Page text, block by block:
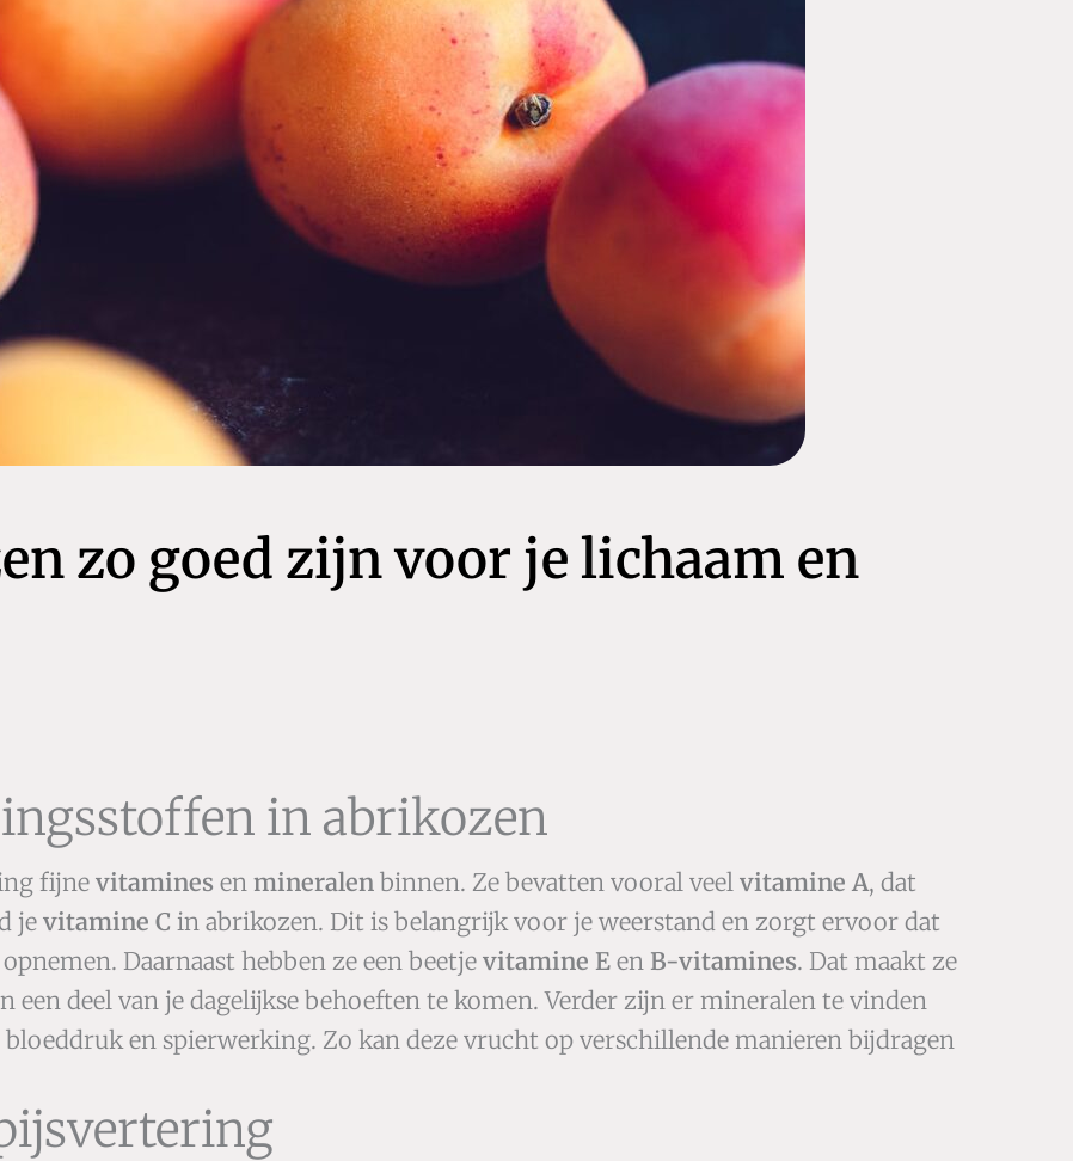
zo goed zijn voor je lichaam en
in abrikozen
fijne vitamines en mineralen binnen. Ze bevatten vooral veel vitamine A, dat
je vitamine C in abrikozen. Dit is belangrijk voor je weerstand en zorgt ervoor dat
Daarnaast hebben ze een beetje vitamine E en B-vitamines. Dat maakt ze
een deel van je dagelijkse behoeften te komen. Verder zijn er mineralen te vinden
bloeddruk en spierwerking. Zo kan deze vrucht op verschillende manieren bijdragen